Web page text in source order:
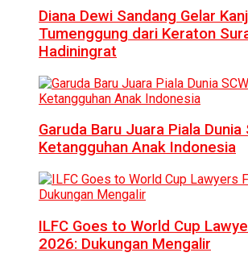
Diana Dewi Sandang Gelar
Tumenggung dari Keraton
Hadiningrat
Garuda Baru Juara Piala Dunia
Ketangguhan Anak Indonesia
ILFC Goes to World Cup
2026: Dukungan Mengalir